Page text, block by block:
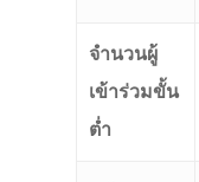
จำนวนผู้
เข้าร่วมขั้น
ต่ำ